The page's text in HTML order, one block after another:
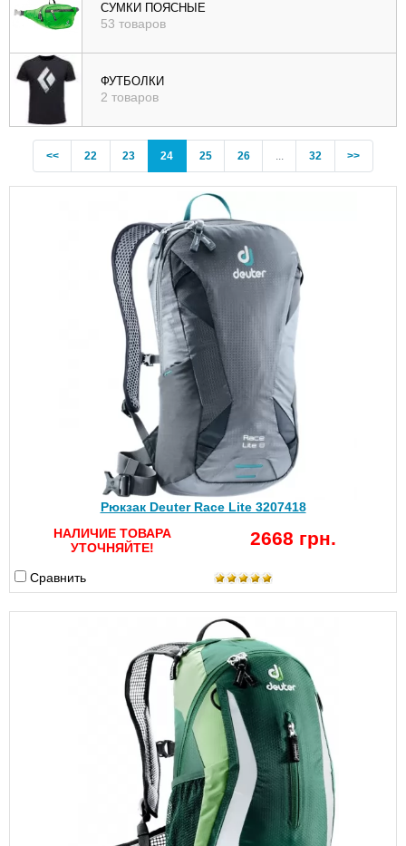
СУМКИ ПОЯСНЫЕ
53 товаров
ФУТБОЛКИ
2 товаров
<<Previous
22 23 24(current)
25 26 32 >>
Рюкзак Deuter Race Lite 3207418
НАЛИЧИЕ ТОВАРА
УТОЧНЯЙТЕ!
2668 грн.
Сравнить